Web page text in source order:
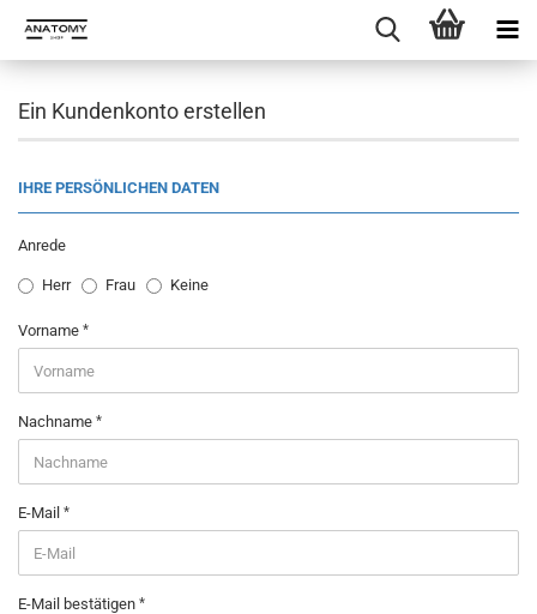
Ein Kundenkonto erstellen
IHRE PERSÖNLICHEN DATEN
Anrede
Herr Frau Keine
Vorname
Nachname
E-Mail
E-Mail bestätigen